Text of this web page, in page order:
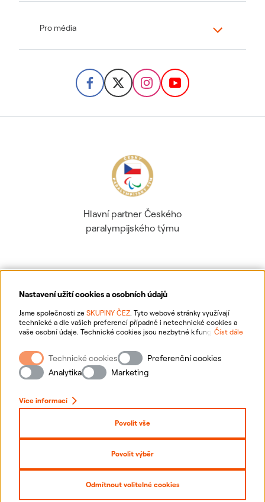
Nastavení užití cookies a osobních údajů
Jsme společnosti ze SKUPINY ČEZ. Tyto webové stránky využívají
technické a dle vašich preferencí případně i netechnické cookies a
vaše osobní údaje. Technické cookies jsou nezbytné k fungování
webové stránky vašim preferencím, k personalizaci reklam a analytice.
Pro sběr a zpracování netechnických cookies a vašich osobních údajů
nám můžete udělit souhlas. Bližší informace o vašich právech,
zpracování osobních údajů, včetně možnosti odvolání udělených
Číst dále
Technické cookies
Preferenční cookies
Analytika
Marketing
Více informací
Povolit vše
Povolit výběr
Odmítnout volitelné cookies
Pro média
Hlavní partner Českého
paralympijského týmu
Ochrana osobních údajů
Informace o webu
Nastavení cookies
Přihlásit se
Prohlášení o přístupnosti